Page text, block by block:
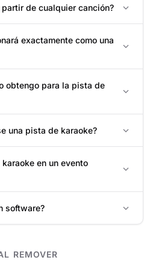
partir de cualquier canción?
exactamente como una
obtengo para la pista de
una pista de karaoke?
en un evento
software?
REMOVER